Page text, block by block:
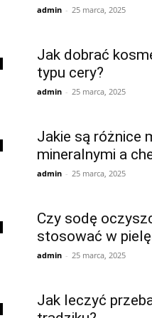
admin - 25 marca, 2025
Jak dobrać
typu cery?
admin - 25 marca, 2025
Jakie są różnice
mineralnymi a
admin - 25 marca, 2025
Czy sodę
stosować w
admin - 25 marca, 2025
Jak leczyć